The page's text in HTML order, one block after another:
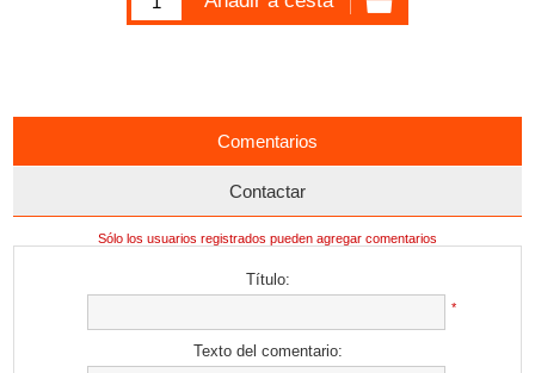
Comentarios
Contactar
Sólo los usuarios registrados pueden agregar comentarios
Título:
*
Texto del comentario: